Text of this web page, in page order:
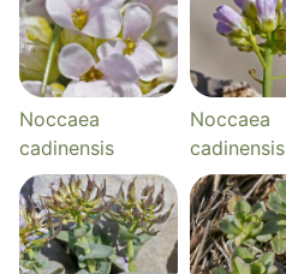
Noccaea
cadinensis
Noccaea
cadinensis